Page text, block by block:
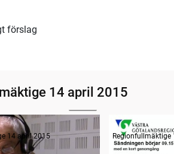
förslag
14 april 2015
14 april 2015
Radion
Regionfullmäktige